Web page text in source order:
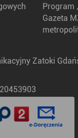
Program
Gazeta
Zatoki